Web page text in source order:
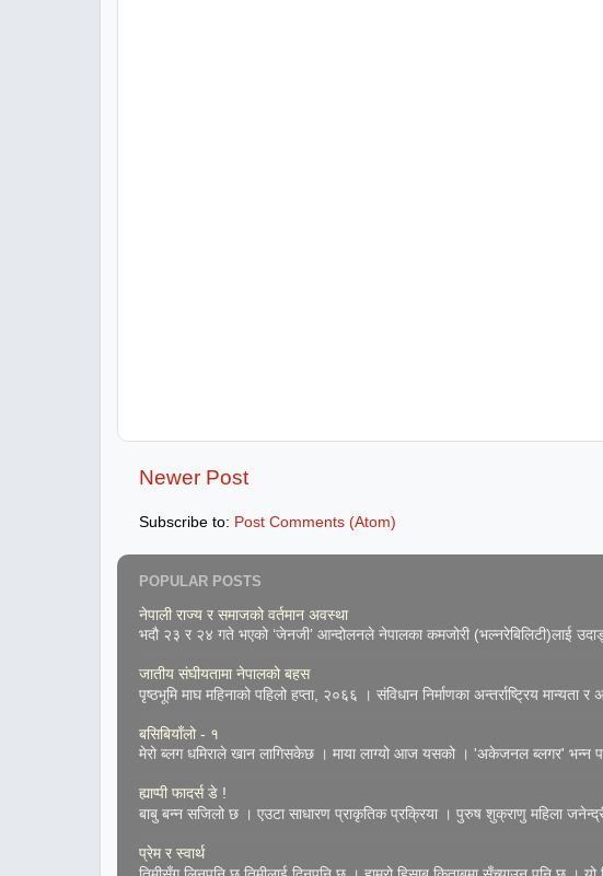
Newer Post
Subscribe to: Post Comments (Atom)
POPULAR POSTS
नेपाली राज्य र समाजको वर्तमान अवस्था
भदौ २३ र २४ गते भएको ‘जेनजी’ आन्दोलनले नेपालका कमजोरी (भल्नरेबिलिटी)लाई
जातीय संघीयतामा नेपालको बहस
पृष्ठभूमि माघ महिनाको पहिलो हप्ता, २०६६ । संविधान निर्माणका अन्तर्राष्ट्रिय
बसिबियाँलो - १
मेरो ब्लग धमिराले खान लागिसकेछ । माया लाग्यो आज यसको । 'अकेजनल ब्लगर' भन्न
ह्याप्पी फादर्स डे !
बाबु बन्न सजिलो छ । एउटा साधारण प्राकृतिक प्रक्रिया । पुरुष शुक्राणु महिला
प्रेम र स्वार्थ